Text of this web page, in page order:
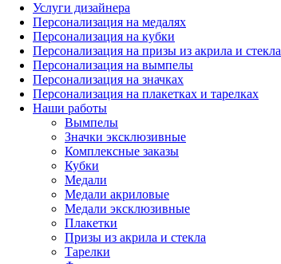
Услуги дизайнера
Персонализация на медалях
Персонализация на кубки
Персонализация на призы из акрила и стекла
Персонализация на вымпелы
Персонализация на значках
Персонализация на плакетках и тарелках
Наши работы
Вымпелы
Значки эксклюзивные
Комплексные заказы
Кубки
Медали
Медали акриловые
Медали эксклюзивные
Плакетки
Призы из акрила и стекла
Тарелки